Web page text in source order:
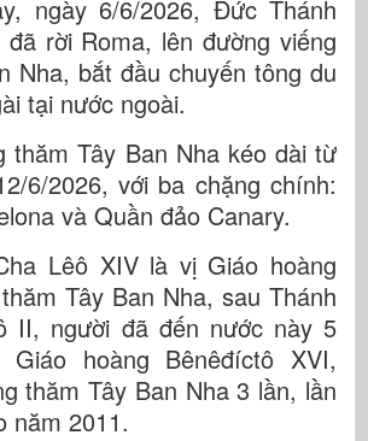
ngày 6/6/2026, Đức Thánh
rời Roma, lên đường viếng
Nha, bắt đầu chuyến tông du
tại nước ngoài.
thăm Tây Ban Nha kéo dài từ
6/2026, với ba chặng chính:
và Quần đảo Canary.
Lêô XIV là vị Giáo hoàng
Tây Ban Nha, sau Thánh
II, người đã đến nước này 5
hoàng Bênêđíctô XVI,
thăm Tây Ban Nha 3 lần, lần
năm 2011.